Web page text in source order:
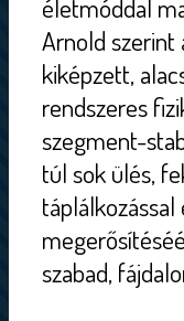
életmóddal
Arnold szerint
kiképzett,
rendszeres
szegment-
túl sok ülés,
szabad,